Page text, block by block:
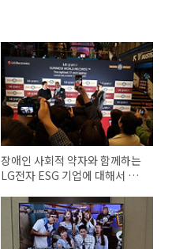
장애인 사회적 약자와 함께하는
LG전자 ESG 기업에 대해서 알